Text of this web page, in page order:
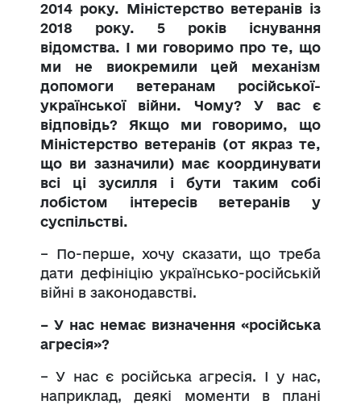
2014 року. Міністерство ветеранів із
2018 року. 5 років існування
відомства. І ми говоримо про те, що
ми не виокремили цей механізм
допомоги ветеранам російської-
української війни. Чому? У вас є
відповідь? Якщо ми говоримо, що
Міністерство ветеранів (от якраз те,
що ви зазначили) має координувати
всі ці зусилля і бути таким собі
лобістом інтересів ветеранів у
суспільстві.
– По-перше, хочу сказати, що треба
дати дефініцію українсько-російській
війні в законодавстві.
– У нас немає визначення «російська
агресія»?
– У нас є російська агресія. І у нас,
наприклад, деякі моменти в плані